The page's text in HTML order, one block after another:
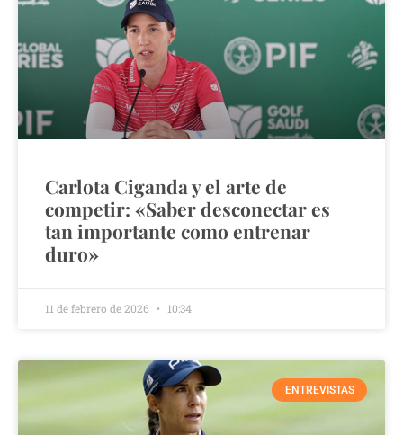
Carlota Ciganda y el arte de
competir: «Saber desconectar es
tan importante como entrenar
duro»
11 de febrero de 2026 10:34
ENTREVISTAS